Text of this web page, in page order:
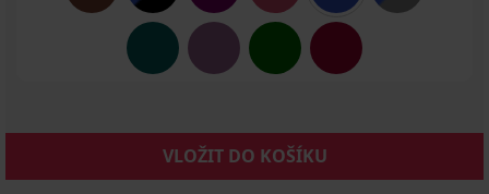
VLOŽIT DO KOŠÍKU